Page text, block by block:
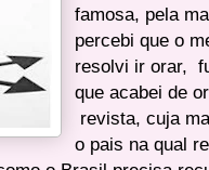
famosa, pela
percebi que o
resolvi ir orar,
que acabei de
revista, cuja
o pais na qual